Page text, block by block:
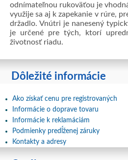
odnímateľnou rukoväťou je
využije sa aj k zapekanie v rúre,
držadlo. Vnútri je nanesený
je určené pre tých, ktorí
životnosť riadu.
Dôležité informácie
Ako získať cenu pre registrovaných
Informácie o doprave tovaru
Informácie k reklamáciám
Podmienky predĺženej záruky
Kontakty a adresy